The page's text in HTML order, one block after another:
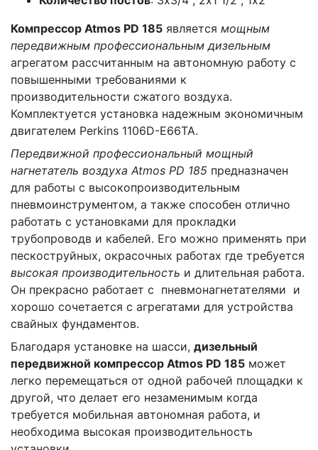
Компрессор Atmos PD 185 является мощным
передвижным профессиональным дизельным
агрегатом рассчитанным на автономную работу с
повышенными требованиями к
производительности сжатого воздуха.
Комплектуется установка надежным экономичным
двигателем Perkins 1106D-E66TA.
Передвижной профессиональный мощный
нагнетатель воздуха Atmos PD 185 предназначен
для работы с высокопроизводительным
пневмоинструментом, а также способен отлично
работать с установками для прокладки
трубопроводв и кабелей. Его можно применять при
пескоструйных, окрасочных работах где требуется
высокая производительность и длительная работа.
Он прекрасно работает с пневмонагнетателями и
хорошо сочетается с агрегатами для устройства
свайных фундаментов.
Благодаря установке на шасси, дизельный
передвижной компрессор Atmos PD 185 может
легко перемещаться от одной рабочей площадки к
другой, что делает его незаменимым когда
требуется мобильная автономная работа, и
необходима высокая производительность